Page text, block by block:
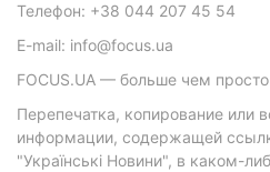
Телефон: +38 044 207 45 54
E-mail: info@focus.ua
FOCUS.UA — больше чем просто
Перепечатка, копирование или
информации, содержащей
"Українські Новини", в каком-